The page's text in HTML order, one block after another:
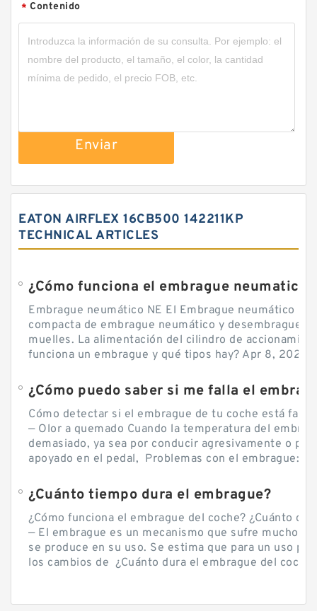
* Contenido
Enviar
EATON AIRFLEX 16CB500 142211KP
TECHNICAL ARTICLES
¿Cómo funciona el embrague neumatico?
Embrague neumático NE El Embrague neumático
compacta de embrague neumático y desembrague
muelles. La alimentación del cilindro de
funciona un embrague y qué tipos hay? Apr 8, 2020
Cómo detectar si el embrague de tu coche está
— Olor a quemado Cuando la temperatura del
demasiado, ya sea por conducir agresivamente o
apoyado en el pedal, Problemas con el embrague:
¿Cuánto tiempo dura el embrague?
¿Cómo funciona el embrague del coche? ¿Cuánto
— El embrague es un mecanismo que sufre mucho
se produce en su uso. Se estima que para un uso
los cambios de ¿Cuánto dura el embrague del